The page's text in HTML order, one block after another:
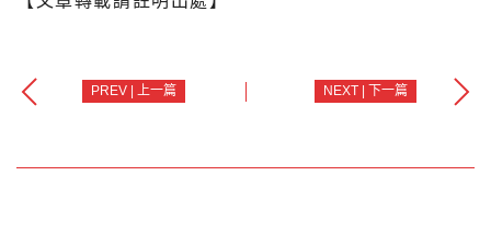
PREV | 上一篇 NEXT | 下一篇